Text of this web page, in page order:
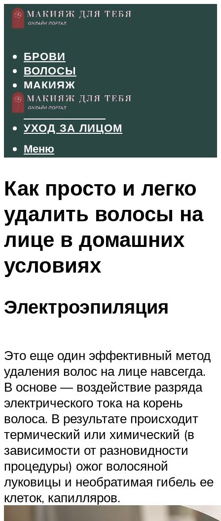
БРОВИ
ВОЛОСЫ
МАКИЯЖ
МАНИКЮР
ТУШЬ И ТЕНИ
УХОД ЗА ЛИЦОМ
Меню
Меню
Как просто и легко
удалить волосы на
лице в домашних
условиях
Электроэпиляция
Это еще один эффективный метод
удаления волос на лице навсегда.
В основе — воздействие разряда
электрического тока на корень
волоса. В результате происходит
термический или химический (в
зависимости от разновидности
процедуры) ожог волосяной
луковицы и необратимая гибель ее
клеток, капилляров.